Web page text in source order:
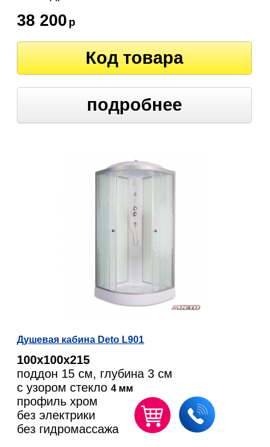
38 200 р
Код товара
подробнее
Душевая кабина Deto L901
100х100х215
поддон 15 см, глубина 3 см
с узором стекло4 мм
профиль хром
без электрики
без гидромассажа